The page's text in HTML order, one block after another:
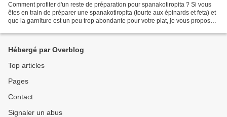
Comment profiter d'un reste de préparation pour spanakotiropita ? Si vous
êtes en train de préparer une spanakotiropita (tourte aux épinards et feta) et
que la garniture est un peu trop abondante pour votre plat, je vous propose
Hébergé par Overblog
Top articles
Pages
Contact
Signaler un abus